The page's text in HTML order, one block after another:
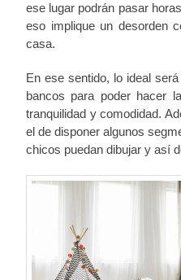
ese lugar podrán pasar
eso implique un desorden
casa.
En ese sentido, lo ideal
bancos para poder hacer
tranquilidad y comodidad.
el de disponer algunos
chicos puedan dibujar y así